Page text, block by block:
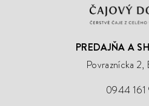
Čajový
Dom
PREDAJŇA A
Povraznícka 2,
0944